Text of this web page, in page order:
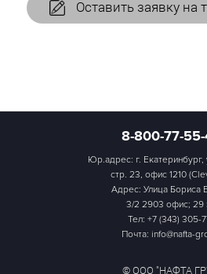
Оставить заявку на
8-800-77-
Юр.адрес: г. Екатеринбург,
стр. 23, офис 1210
Адрес: Улица Бориса
3/2 2903 офис; 29
Тел: +7 (343) 305-
Почта: info@nafta-
© ООО "НАФТА